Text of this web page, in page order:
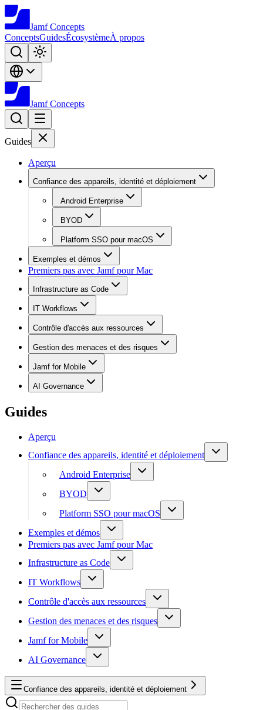
Jamf Concepts
ConceptsGuidesÉcosystèmeÀ propos
Jamf Concepts
Guides
Aperçu
Confiance des appareils, identité et déploiement
Android Enterprise
BYOD
Platform SSO pour macOS
Exemples et démos
Premiers pas avec Jamf pour Mac
Infrastructure as Code
IT Workflows
Contrôle d'accès aux ressources
Gestion des menaces et des risques
Jamf for Mobile
AI Governance
Guides
Aperçu
Confiance des appareils, identité et déploiement
Android Enterprise
BYOD
Platform SSO pour macOS
Exemples et démos
Premiers pas avec Jamf pour Mac
Infrastructure as Code
IT Workflows
Contrôle d'accès aux ressources
Gestion des menaces et des risques
Jamf for Mobile
AI Governance
Confiance des appareils, identité et déploiement